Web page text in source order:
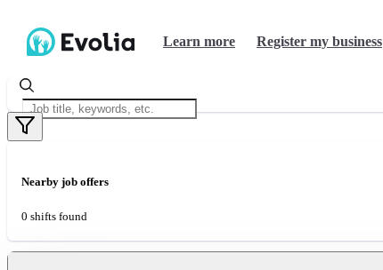
Learn more Register my business
Nearby job offers
0 shifts found